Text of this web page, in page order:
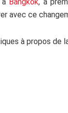
avec ce
à propos de